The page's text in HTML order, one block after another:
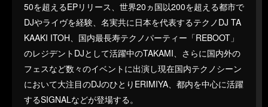
50を超えるEPリリース、世界20ヵ国以200を超える都市で
DJやライヴを経験、名実共に日本を代表するテクノDJ TA
KAAKI ITOH、国内最長寿テクノパーティー「REBOOT」
のレジデントDJとして活躍中のTAKAMI、さらに国内外の
フェスなど数々のイベントに出演し現在国内テクノシーン
において大注目のDJのひとりERIMIYA、都内を中心に活躍
するSIGNALなどが登場する。